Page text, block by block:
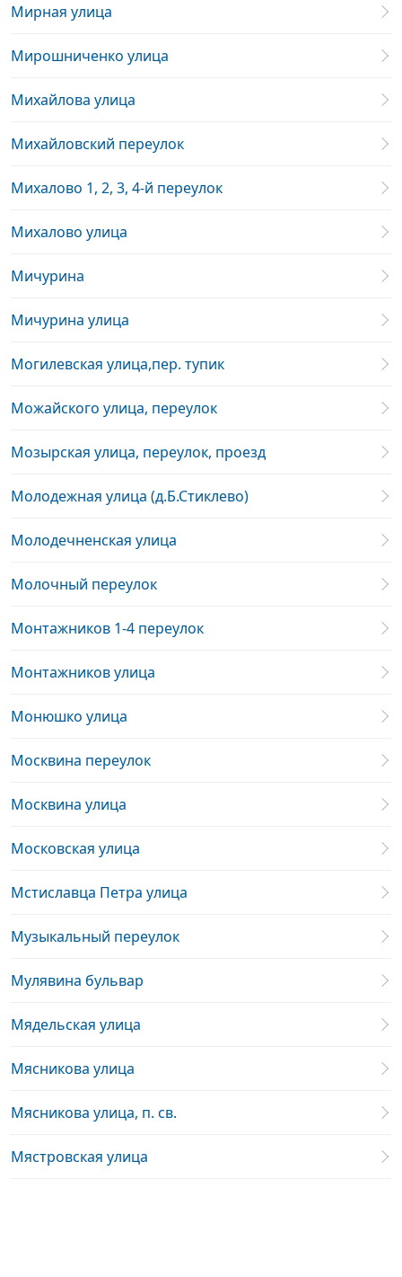
Мирная улица
Мирошниченко улица
Михайлова улица
Михайловский переулок
Михалово 1, 2, 3, 4-й переулок
Михалово улица
Мичурина
Мичурина улица
Могилевская улица,пер. тупик
Можайского улица, переулок
Мозырская улица, переулок, проезд
Молодежная улица (д.Б.Стиклево)
Молодечненская улица
Молочный переулок
Монтажников 1-4 переулок
Монтажников улица
Монюшко улица
Москвина переулок
Москвина улица
Московская улица
Мстиславца Петра улица
Музыкальный переулок
Мулявина бульвар
Мядельская улица
Мясникова улица
Мясникова улица, п. св.
Мястровская улица